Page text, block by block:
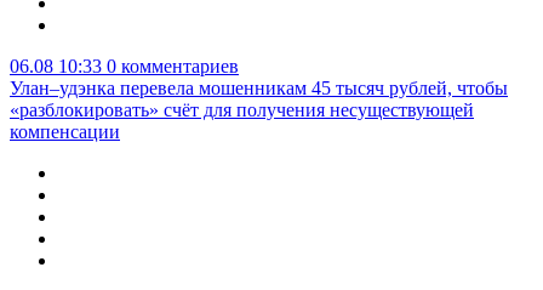
06.08 10:33 0 комментариев
Улан–удэнка перевела мошенникам 45 тысяч рублей, чтобы
«разблокировать» счёт для получения несуществующей
компенсации